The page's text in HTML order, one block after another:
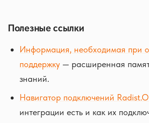
Полезные ссылки
Информация, необходимая при
поддержку — расширенная
знаний.
Навигатор подключений
интеграции есть и как их